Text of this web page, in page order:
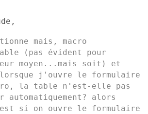
mais, macro
(pas évident pour
moyen...mais soit) et
lorsque j'ouvre le formulaire
la table n'est-elle pas
automatiquement? alors
si on ouvre le formulaire